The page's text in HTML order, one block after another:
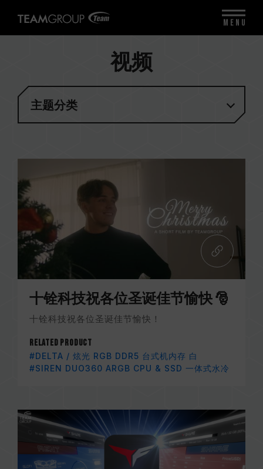
视频
主题分类
十铨科技祝各位圣诞佳节愉快 🎅
十铨科技祝各位圣诞佳节愉快！
Related Product
#DELTA / 炫光 RGB DDR5 台式机内存 白
#SIREN DUO360 ARGB CPU & SSD 一体式水冷
MENU